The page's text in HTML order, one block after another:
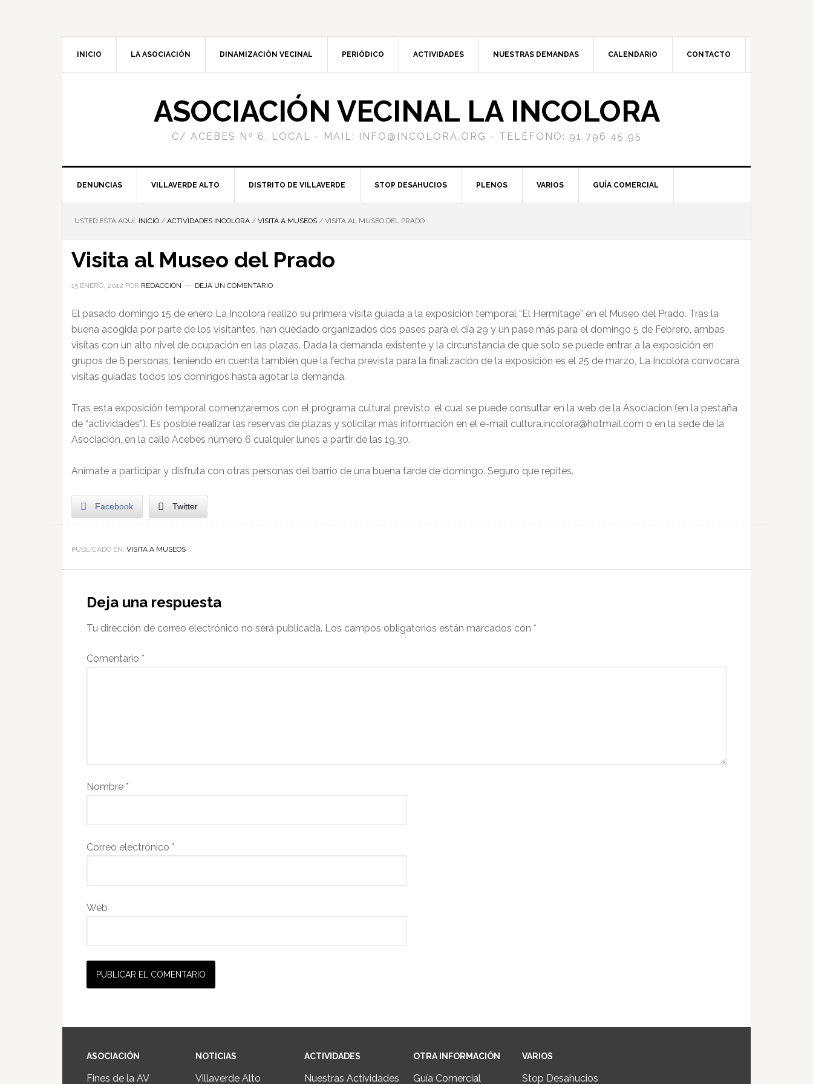
INICIO LA ASOCIACIÓN DINAMIZACIÓN VECINAL PERIÓDICO ACTIVIDADES NUESTRAS DEMANDAS CALENDARIO CONTACTO
ASOCIACIÓN VECINAL LA INCOLORA
C/ ACEBES Nº 6, LOCAL - MAIL: INFO@INCOLORA.ORG - TELÉFONO: 91 796 45 95
DENUNCIAS VILLAVERDE ALTO DISTRITO DE VILLAVERDE STOP DESAHUCIOS PLENOS VARIOS GUÍA COMERCIAL
USTED ESTÁ AQUÍ: INICIO / ACTIVIDADES INCOLORA / VISITA A MUSEOS / VISITA AL MUSEO DEL PRADO
Visita al Museo del Prado
15 ENERO, 2012 POR REDACCIÓN DEJA UN COMENTARIO
El pasado domingo 15 de enero La Incolora realizó su primera visita guiada a la exposición temporal “El Hermitage” en el Museo del Prado. Tras la
buena acogida por parte de los visitantes, han quedado organizados dos pases para el día 29 y un pase más para el domingo 5 de Febrero, ambas
visitas con un alto nivel de ocupación en las plazas. Dada la demanda existente y la circunstancia de que solo se puede entrar a la exposición en
grupos de 6 personas, teniendo en cuenta también que la fecha prevista para la finalización de la exposición es el 25 de marzo, La Incolora convocará
visitas guiadas todos los domingos hasta agotar la demanda.
Tras esta exposición temporal comenzaremos con el programa cultural previsto, el cual se puede consultar en la web de la Asociación (en la pestaña
de “actividades”). Es posible realizar las reservas de plazas y solicitar más información en el e-mail cultura.incolora@hotmail.com o en la sede de la
Asociación, en la calle Acebes número 6 cualquier lunes a partir de las 19.30.
Anímate a participar y disfruta con otras personas del barrio de una buena tarde de domingo. Seguro que repites.
Facebook Twitter
PUBLICADO EN: VISITA A MUSEOS
Deja una respuesta
Tu dirección de correo electrónico no será publicada. Los campos obligatorios están marcados con *
Comentario *
Nombre *
Correo electrónico *
Web
ASOCIACIÓN
Fines de la AV
NOTICIAS
Villaverde Alto
ACTIVIDADES
Nuestras Actividades
OTRA INFORMACIÓN
Guía Comercial
VARIOS
Stop Desahucios